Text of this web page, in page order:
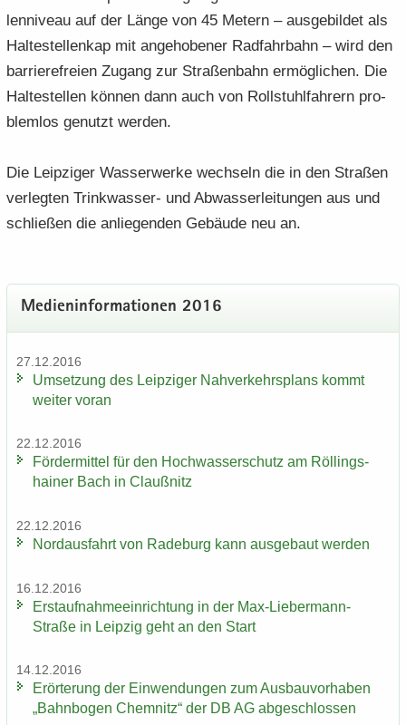
len­ni­veau auf der Länge von 45 Me­tern – aus­ge­bil­det als
Hal­te­stel­len­kap mit an­ge­ho­be­ner Rad­fahr­bahn – wird den
bar­rie­re­frei­en Zu­gang zur Stra­ßen­bahn er­mög­li­chen. Die
Hal­te­stel­len kön­nen dann auch von Roll­stuhl­fah­rern pro­
blem­los ge­nutzt wer­den.
Die Leip­zi­ger Was­ser­wer­ke wech­seln die in den Stra­ßen
ver­leg­ten Trinkwasser-​ und Ab­was­ser­lei­tun­gen aus und
schlie­ßen die an­lie­gen­den Ge­bäu­de neu an.
Me­di­en­in­for­ma­tio­nen 2016
27.12.2016
Um­set­zung des Leip­zi­ger Nah­ver­kehrs­plans kommt
wei­ter voran
22.12.2016
För­der­mit­tel für den Hoch­was­ser­schutz am Röl­lings­
hai­ner Bach in Clau­ß­nitz
22.12.2016
Nord­aus­fahrt von Ra­de­burg kann aus­ge­baut wer­den
16.12.2016
Erst­auf­nah­me­ein­rich­tung in der Max-​Liebermann-
Straße in Leip­zig geht an den Start
14.12.2016
Er­ör­te­rung der Ein­wen­dun­gen zum Aus­bau­vor­ha­ben
„Bahn­bo­gen Chem­nitz“ der DB AG ab­ge­schlos­sen